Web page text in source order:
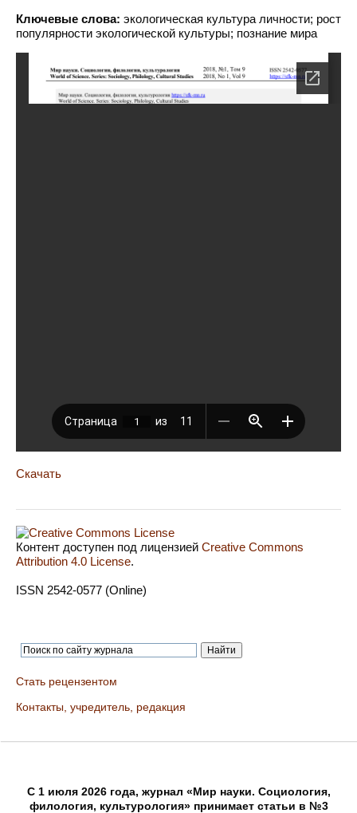
Ключевые слова: экологическая культура личности; рост
популярности экологической культуры; познание мира
Скачать
Контент доступен под лицензией Creative Commons
Attribution 4.0 License.
ISSN 2542-0577 (Online)
Стать рецензентом
Контакты, учредитель, редакция
C 1 июля 2026 года, журнал «Мир науки. Социология,
филология, культурология» принимает статьи в №3